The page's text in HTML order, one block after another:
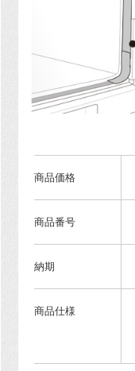
商品価格
商品番号
納期
商品仕様